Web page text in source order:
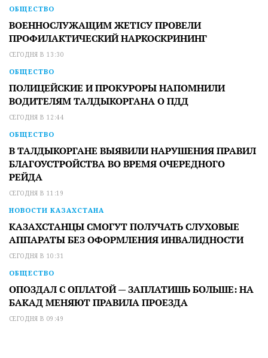
ОБЩЕСТВО
ВОЕННОСЛУЖАЩИМ ЖЕТІСУ ПРОВЕЛИ
ПРОФИЛАКТИЧЕСКИЙ НАРКОСКРИНИНГ
СЕГОДНЯ В 13:30
ОБЩЕСТВО
ПОЛИЦЕЙСКИЕ И ПРОКУРОРЫ НАПОМНИЛИ
ВОДИТЕЛЯМ ТАЛДЫКОРГАНА О ПДД
СЕГОДНЯ В 12:44
ОБЩЕСТВО
В ТАЛДЫКОРГАНЕ ВЫЯВИЛИ НАРУШЕНИЯ ПРАВИЛ
БЛАГОУСТРОЙСТВА ВО ВРЕМЯ ОЧЕРЕДНОГО
РЕЙДА
СЕГОДНЯ В 11:19
НОВОСТИ КАЗАХСТАНА
КАЗАХСТАНЦЫ СМОГУТ ПОЛУЧАТЬ СЛУХОВЫЕ
АППАРАТЫ БЕЗ ОФОРМЛЕНИЯ ИНВАЛИДНОСТИ
СЕГОДНЯ В 10:31
ОБЩЕСТВО
ОПОЗДАЛ С ОПЛАТОЙ — ЗАПЛАТИШЬ БОЛЬШЕ: НА
БАКАД МЕНЯЮТ ПРАВИЛА ПРОЕЗДА
СЕГОДНЯ В 09:49